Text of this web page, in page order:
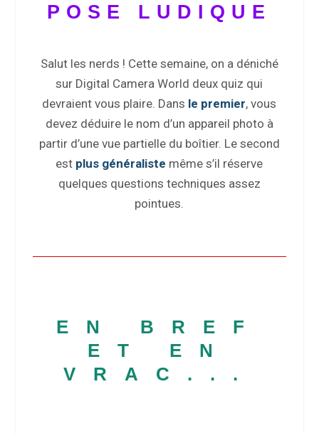
POSE LUDIQUE
Salut les nerds ! Cette semaine, on a déniché
sur Digital Camera World deux quiz qui
devraient vous plaire. Dans le premier, vous
devez déduire le nom d’un appareil photo à
partir d’une vue partielle du boîtier. Le second
est plus généraliste même s’il réserve
quelques questions techniques assez
pointues.
EN BREF
ET EN
VRAC...